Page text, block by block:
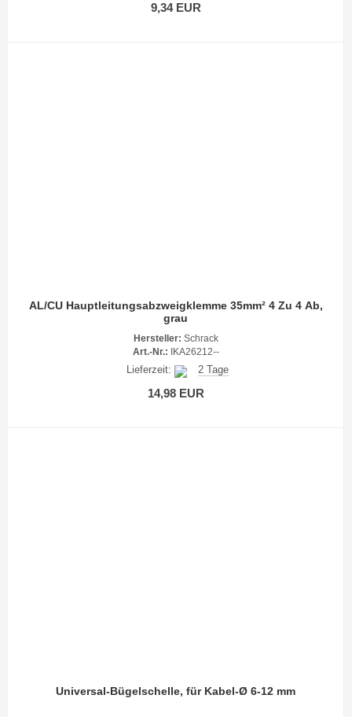
9,34 EUR
AL/CU Hauptleitungsabzweigklemme 35mm² 4 Zu 4 Ab,
grau
Hersteller: Schrack
Art.-Nr.: IKA26212--
Lieferzeit: 2 Tage
14,98 EUR
Universal-Bügelschelle, für Kabel-Ø 6-12 mm